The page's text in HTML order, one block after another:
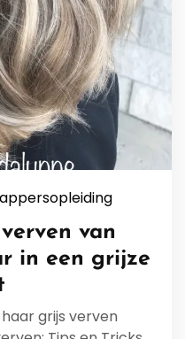
van
in een grijze
grijs verven